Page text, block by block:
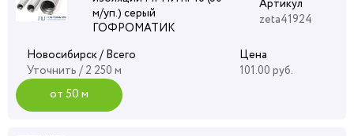
м/уп.) серый
ГОФРОМАТИК
Артикул
zeta41924
Новосибирск / Всего
Уточнить / 2 250 м
Цена
101.00 руб.
от 50 м